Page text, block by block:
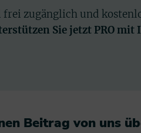
frei zugänglich und
Sie jetzt PRO mit
Beitrag von uns